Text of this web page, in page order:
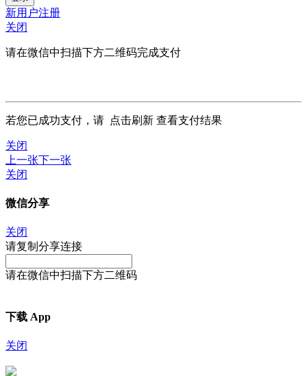
新用户注册
关闭
请在微信中扫描下方二维码完成支付
若您已成功支付，请 点击刷新 查看支付结果
关闭
上一张下一张
关闭
微信分享
关闭
请复制分享连接
请在微信中扫描下方二维码
下载 App
关闭